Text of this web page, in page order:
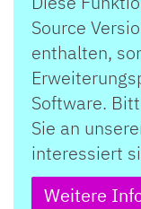
Source
enthalten,
Software.
Sie an
interessiert
Weitere